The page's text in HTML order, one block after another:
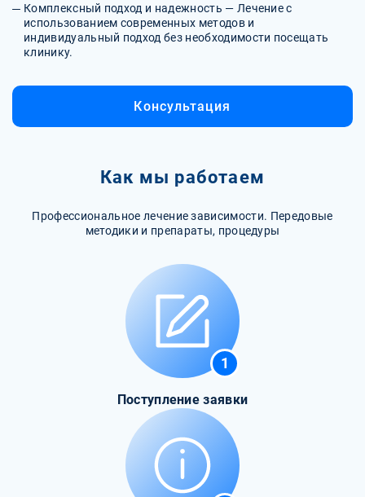
Комплексный подход и надежность — Лечение с
использованием современных методов и
индивидуальный подход без необходимости посещать
клинику.
Консультация
Как мы работаем
Профессиональное лечение зависимости. Передовые
методики и препараты, процедуры
1
Поступление заявки